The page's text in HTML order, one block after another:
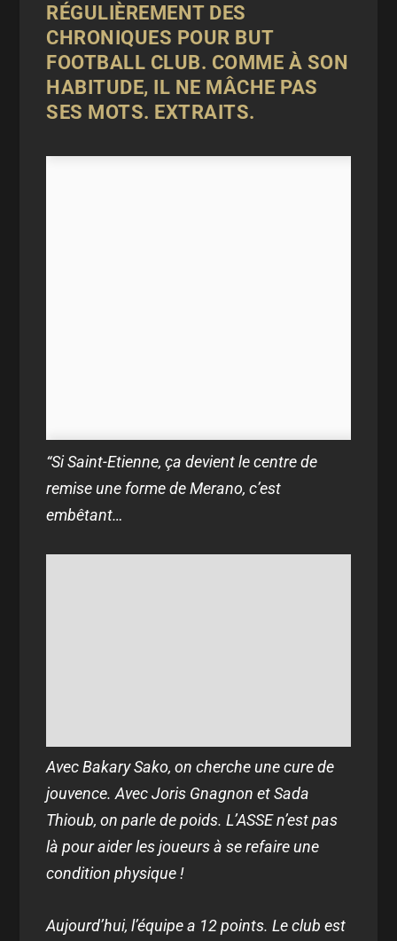
RÉGULIÈREMENT DES
CHRONIQUES POUR BUT
FOOTBALL CLUB. COMME À SON
HABITUDE, IL NE MÂCHE PAS
SES MOTS. EXTRAITS.
“Si Saint-Etienne, ça devient le centre de
remise une forme de Merano, c’est
embêtant…
Avec Bakary Sako, on cherche une cure de
jouvence. Avec Joris Gnagnon et Sada
Thioub, on parle de poids. L’ASSE n’est pas
là pour aider les joueurs à se refaire une
condition physique !
Aujourd’hui, l’équipe a 12 points. Le club est